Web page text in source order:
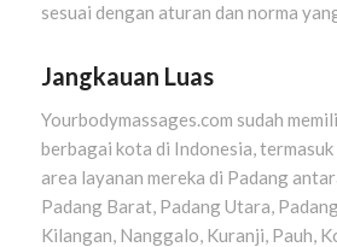
sesuai dengan aturan dan norma
Jangkauan Luas
Yourbodymassages.com sudah
berbagai kota di Indonesia,
area layanan mereka di Padang
Padang Barat, Padang Utara,
Kilangan, Nanggalo, Kuranji, Pauh,